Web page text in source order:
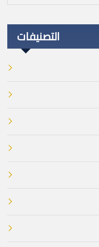
التصنيفات